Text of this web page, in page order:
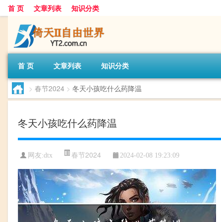
首 页 文章列表 知识分类
首 页 文章列表 知识分类
> 春节2024 > 冬天小孩吃什么药降温
冬天小孩吃什么药降温
网友:dtx 春节2024 2024-02-08 19:23:09